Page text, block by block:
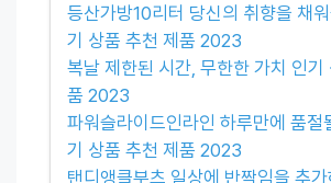
등산가방10리터 당신의 취향을 채
기 상품 추천 제품 2023
복날 제한된 시간, 무한한 가치 인기
품 2023
파워슬라이드인라인 하루만에 품절
기 상품 추천 제품 2023
탠디앵클부츠 일상에 반짝임을 추가